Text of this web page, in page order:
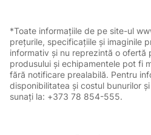
*Toate informațiile de pe site-ul
prețurile, specificațiile și imaginile
informativ și nu reprezintă o ofertă
produsului și echipamentele pot fi
fără notificare prealabilă. Pentru
disponibilitatea și costul bunurilor
sunați la: +373 78 854-555.